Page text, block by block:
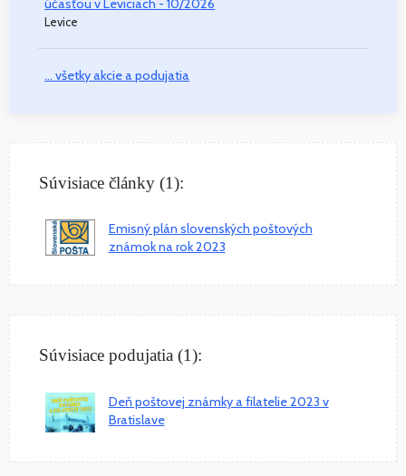
účasťou v Leviciach - 10/2026
Levice
... všetky akcie a podujatia
Súvisiace články (1):
Emisný plán slovenských poštových
známok na rok 2023
Súvisiace podujatia (1):
Deň poštovej známky a filatelie 2023 v
Bratislave